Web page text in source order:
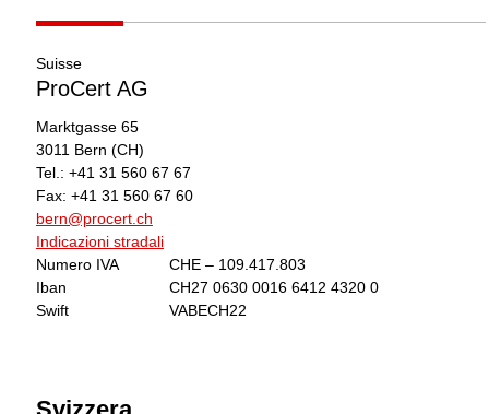
Suisse
ProCert AG
Marktgasse 65
3011 Bern (CH)
Tel.: +41 31 560 67 67
Fax: +41 31 560 67 60
bern@procert.ch
Indicazioni stradali
Numero IVA
CHE – 109.417.803
Iban
CH27 0630 0016 6412 4320 0
Swift
VABECH22